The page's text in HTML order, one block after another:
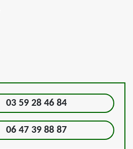
03 59 28 46 84
06 47 39 88 87